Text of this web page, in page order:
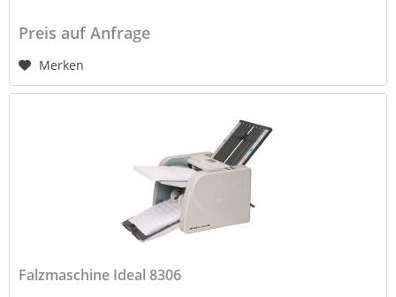
Preis auf Anfrage
Merken
Falzmaschine Ideal 8306